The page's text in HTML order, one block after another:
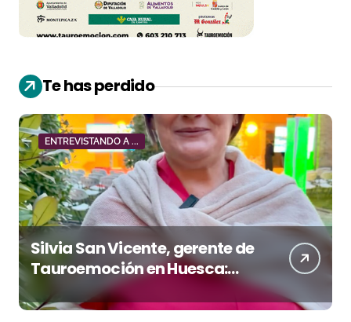
Te has perdido
ENTREVISTANDO A ...
Silvia San Vicente, gerente de
Tauroemoción en Huesca:
«Todas las figuras del toreo
quieren venir a esta feria»